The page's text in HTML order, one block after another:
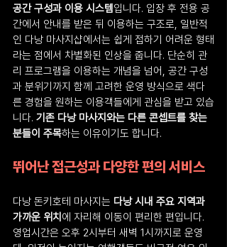
공간 구성과 이용 시스템입니다. 입장 후 전용 공
간에서 안내를 받은 뒤 이용하는 구조로, 일반적
인 다낭 마사지샵에서는 쉽게 접하기 어려운 형태
라는 점에서 차별화된 인상을 줍니다. 단순히 관
리 프로그램을 이용하는 개념을 넘어, 공간 구성
과 분위기까지 함께 고려한 운영 방식으로 색다
른 경험을 원하는 이용객들에게 관심을 받고 있습
니다. 기존 다낭 마사지와는 다른 콘셉트를 찾는
분들이 주목하는 이유이기도 합니다.
뛰어난 접근성과 다양한 편의 서비스
다낭 돈키호테 마사지는 다낭 시내 주요 지역과
가까운 위치 에 자리해 이동이 편리한 편입니다.
영업시간은 오후 2시부터 새벽 1시까지로 운영